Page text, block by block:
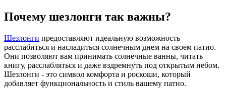
Почему шезлонги так важны?
Шезлонги предоставляют идеальную возможность
расслабиться и насладиться солнечным днем на своем патио.
Они позволяют вам принимать солнечные ванны, читать
книгу, расслабляться и даже вздремнуть под открытым небом.
Шезлонги - это символ комфорта и роскоши, который
добавляет функциональность и стиль вашему патио.